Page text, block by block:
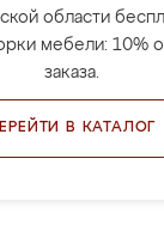
области
мебели: 10%
заказа.
В КАТАЛОГ